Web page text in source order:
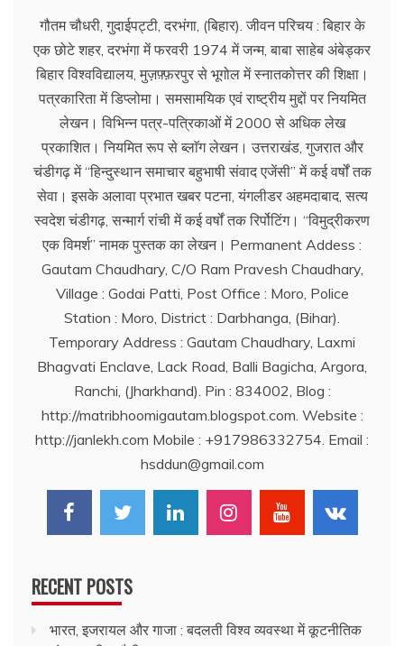
गौतम चौधरी, गुदाईपट्टी, दरभंगा, (बिहार). जीवन परिचय : बिहार के
एक छोटे शहर, दरभंगा में फरवरी 1974 में जन्म, बाबा साहेब अंबेड्कर
बिहार विश्वविद्यालय, मुज़फ़्फ़रपुर से भूगोल में स्नातकोत्तर की शिक्षा।
पत्रकारिता में डिप्लोमा। समसामयिक एवं राष्ट्रीय मुद्दों पर नियमित
लेखन। विभिन्न पत्र-पत्रिकाओं में 2000 से अधिक लेख
प्रकाशित। नियमित रूप से ब्लाॅग लेखन। उत्तराखंड, गुजरात और
चंडीगढ़ में ‘‘हिन्दुस्थान समाचार बहुभाषी संवाद एजेंसी’’ में कई वर्षों तक
सेवा। इसके अलावा प्रभात खबर पटना, यंगलीडर अहमदाबाद, सत्य
स्वदेश चंडीगढ़, सन्मार्ग रांची में कई वर्षों तक रिर्पोटिंग। ‘‘विमुद्रीकरण
एक विमर्श’’ नामक पुस्तक का लेखन। Permanent Addess :
Gautam Chaudhary, C/O Ram Pravesh Chaudhary,
Village : Godai Patti, Post Office : Moro, Police
Station : Moro, District : Darbhanga, (Bihar).
Temporary Address : Gautam Chaudhary, Laxmi
Bhagvati Enclave, Lack Road, Balli Bagicha, Argora,
Ranchi, (Jharkhand). Pin : 834002, Blog :
http://matribhoomigautam.blogspot.com. Website :
http://janlekh.com Mobile : +917986332754. Email :
hsddun@gmail.com
RECENT POSTS
भारत, इजरायल और गाजा : बदलती विश्व व्यवस्था में कूटनीतिक